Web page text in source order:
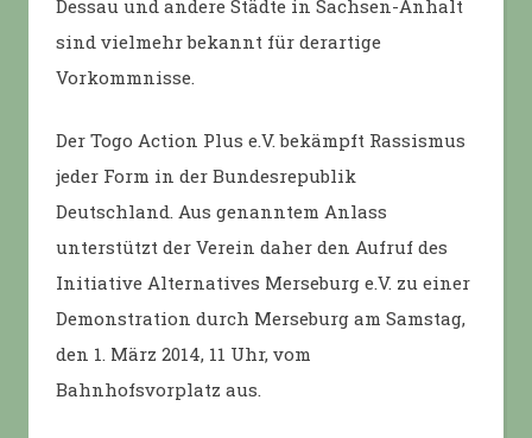
Dessau und andere Städte in Sachsen-Anhalt
sind vielmehr bekannt für derartige
Vorkommnisse.
Der Togo Action Plus e.V. bekämpft Rassismus
jeder Form in der Bundesrepublik
Deutschland. Aus genanntem Anlass
unterstützt der Verein daher den Aufruf des
Initiative Alternatives Merseburg e.V. zu einer
Demonstration durch Merseburg am Samstag,
den 1. März 2014, 11 Uhr, vom
Bahnhofsvorplatz aus.